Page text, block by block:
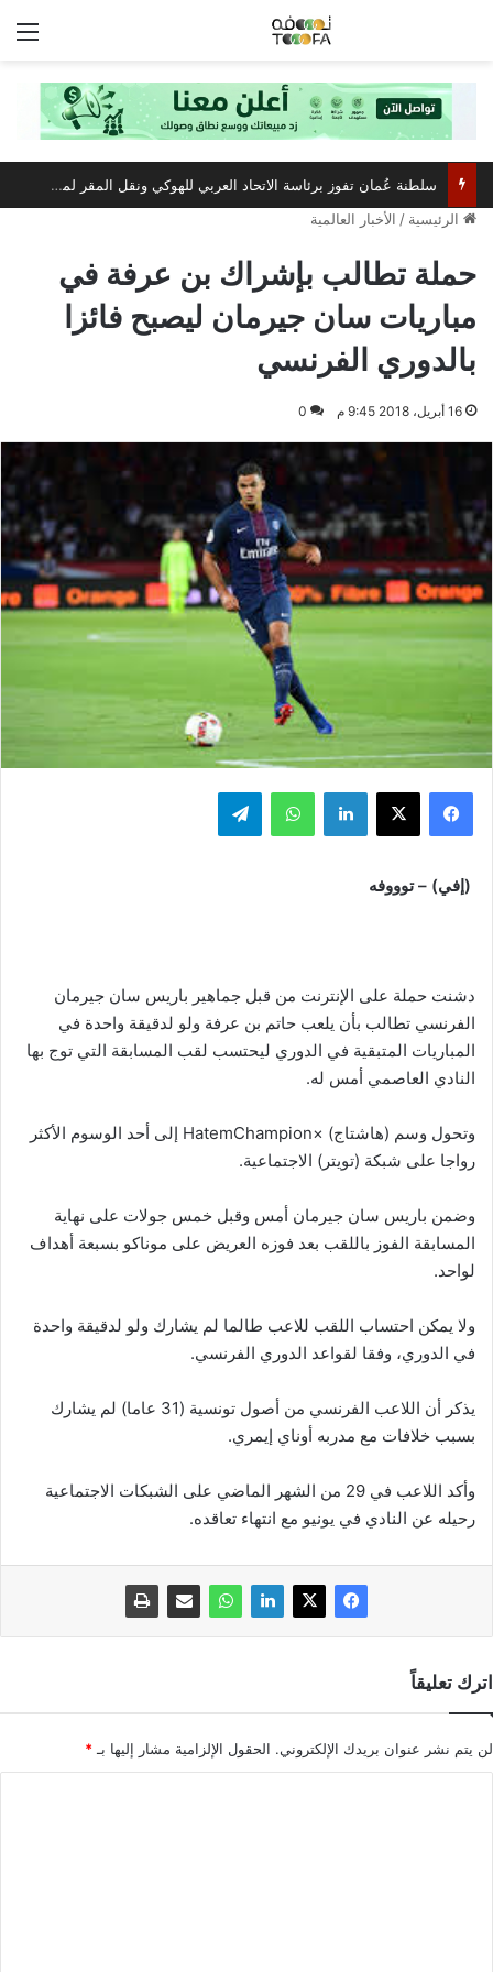
سلطنة عُمان تفوز برئاسة الاتحاد العربي للهوكي ونقل المقر لمسقط
الرئيسية / الأخبار العالمية
حملة تطالب بإشراك بن عرفة في
مباريات سان جيرمان ليصبح فائزا
بالدوري الفرنسي
16 أبريل، 2018 9:45 م 0
فيسبوك ‫X لينكدإن واتساب تيلقرام
(إفي) – توووفه
دشنت حملة على الإنترنت من قبل جماهير باريس سان جيرمان
الفرنسي تطالب بأن يلعب حاتم بن عرفة ولو لدقيقة واحدة في
المباريات المتبقية في الدوري ليحتسب لقب المسابقة التي توج بها
النادي العاصمي أمس له.
وتحول وسم (هاشتاج) ×HatemChampion إلى أحد الوسوم الأكثر
رواجا على شبكة (تويتر) الاجتماعية.
وضمن باريس سان جيرمان أمس وقبل خمس جولات على نهاية
المسابقة الفوز باللقب بعد فوزه العريض على موناكو بسبعة أهداف
لواحد.
ولا يمكن احتساب اللقب للاعب طالما لم يشارك ولو لدقيقة واحدة
في الدوري، وفقا لقواعد الدوري الفرنسي.
يذكر أن اللاعب الفرنسي من أصول تونسية (31 عاما) لم يشارك
بسبب خلافات مع مدربه أوناي إيمري.
وأكد اللاعب في 29 من الشهر الماضي على الشبكات الاجتماعية
رحيله عن النادي في يونيو مع انتهاء تعاقده.
اترك تعليقاً
لن يتم نشر عنوان بريدك الإلكتروني. الحقول الإلزامية مشار إليها بـ*